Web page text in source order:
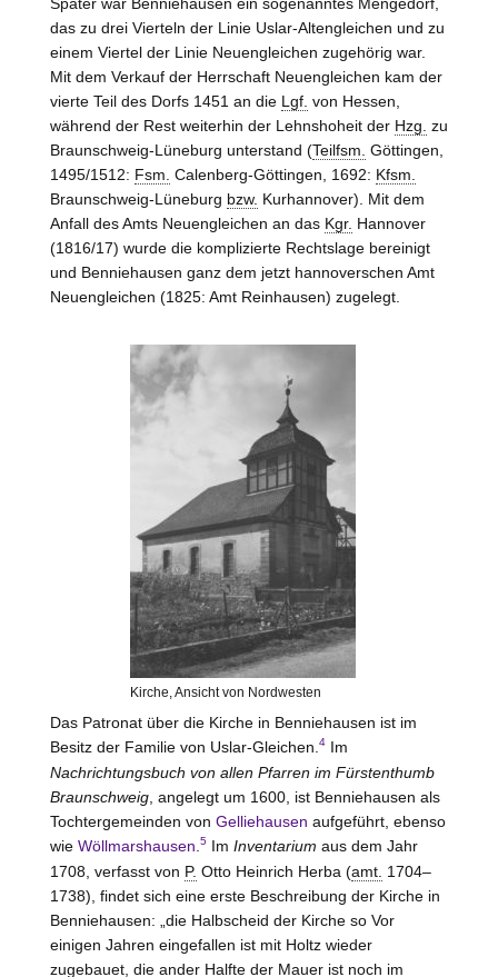
das zu drei Vierteln der Linie Uslar-Altengleichen und zu
einem Viertel der Linie Neuengleichen zugehörig war.
Mit dem Verkauf der Herrschaft Neuengleichen kam der
vierte Teil des Dorfs 1451 an die Lgf. von Hessen
während der Rest weiterhin der Lehnshoheit der Hzg. zu
Braunschweig-Lüneburg unterstand (Teilfsm. Göttingen,
1495/1512: Fsm. Calenberg-Göttingen, 1692: Kfsm.
Braunschweig-Lüneburg bzw. Kurhannover). Mit dem
Anfall des Amts Neuengleichen an das Kgr. Hannover
(1816/17) wurde die komplizierte Rechtslage bereinigt
und Benniehausen ganz dem jetzt hannoverschen Amt
Neuengleichen (1825: Amt Reinhausen) zugelegt.
Kirche, Ansicht von Nordwesten
Das Patronat über die Kirche in Benniehausen ist im
Besitz der Familie von Uslar-Gleichen 4Im
Nachrichtungsbuch von allen Pfarren im Fürstenthumb
Braunschweig, angelegt um 1600, ist Benniehausen als
Tochtergemeinden von Gelliehausen aufgeführt, ebenso
wie Wöllmarshausen 5Im Inventarium aus dem Jahr
1708, verfasst von P. Otto Heinrich Herba (amt. 1704–
1738), findet sich eine erste Beschreibung der Kirche in
Benniehausen: „die Halbscheid der Kirche so Vor
einigen Jahren eingefallen ist mit Holtz wieder
zugebauet, die ander Halfte der Mauer ist noch im